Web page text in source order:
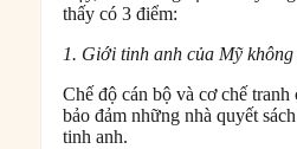
thấy có 3 điểm:
1. Giới tinh anh của Mỹ
Chế độ cán bộ và cơ chế
bảo đảm những nhà quyết
tinh anh.